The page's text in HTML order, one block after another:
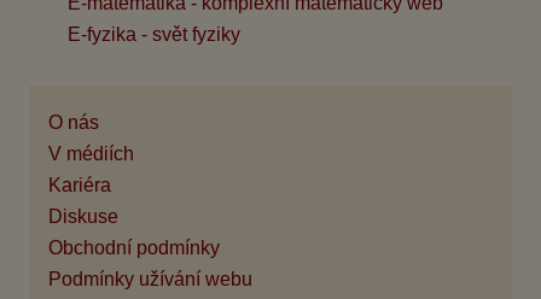
E-fyzika - svět fyziky
O nás
V médiích
Kariéra
Diskuse
Obchodní podmínky
Podmínky užívání webu